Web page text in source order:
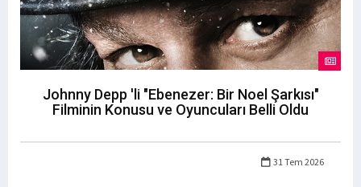
Johnny Depp 'li "Ebenezer: Bir Noel Şarkısı"
Filminin Konusu ve Oyuncuları Belli Oldu
31 Tem 2026